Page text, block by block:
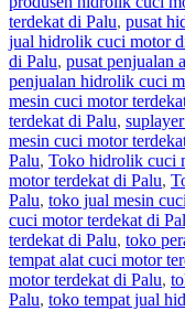
terdekat di Palu, pusat
jual hidrolik cuci motor
di Palu, pusat penjualan
penjualan hidrolik cuci
mesin cuci motor
terdekat di Palu,
mesin cuci motor
Palu, Toko hidrolik cuci
motor terdekat di Palu,
Palu, toko jual mesin
cuci motor terdekat di
terdekat di Palu, toko
tempat alat cuci motor
motor terdekat di Palu,
Palu, toko tempat jual